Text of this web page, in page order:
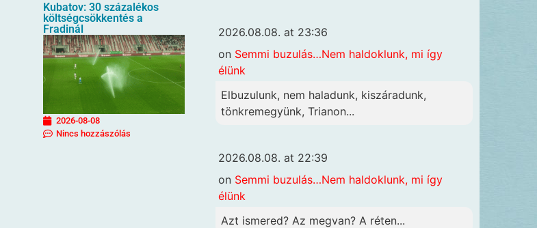
Kubatov: 30 százalékos
költségcsökkentés a
Fradinál
2026-08-08
Nincs hozzászólás
2026.08.08. at 23:36
on Semmi buzulás…Nem haldoklunk, mi így
élünk
Elbuzulunk, nem haladunk, kiszáradunk,
tönkremegyünk, Trianon...
2026.08.08. at 22:39
on Semmi buzulás…Nem haldoklunk, mi így
élünk
Azt ismered? Az megvan? A réten...